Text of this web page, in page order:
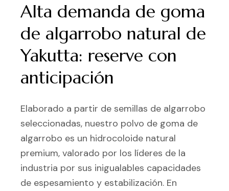
Alta demanda de goma
de algarrobo natural de
Yakutta: reserve con
anticipación
Elaborado a partir de semillas de algarrobo
seleccionadas, nuestro polvo de goma de
algarrobo es un hidrocoloide natural
premium, valorado por los líderes de la
industria por sus inigualables capacidades
de espesamiento y estabilización. En